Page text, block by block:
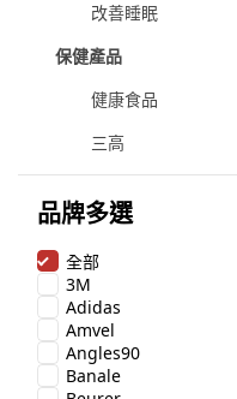
改善睡眠
保健產品
健康食品
三高
品牌多選
全部
3M
Adidas
Amvel
Angles90
Banale